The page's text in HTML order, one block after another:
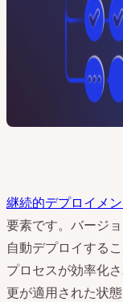
継続的デプロイメン
要素です。バージ
自動デプロイするこ
プロセスが効率化
更が適用された状